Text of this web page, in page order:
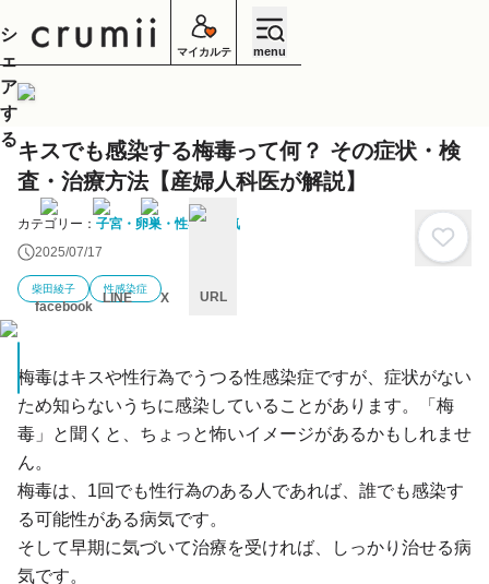
マイカルテ menu
キスでも感染する梅毒って何？ その症状・検
査・治療方法【産婦人科医が解説】
カテゴリー： 子宮・卵巣・性器の病気
2025/07/17
柴田綾子 性感染症
梅毒はキスや性行為でうつる性感染症ですが、症状がない
ため知らないうちに感染していることがあります。「梅
毒」と聞くと、ちょっと怖いイメージがあるかもしれませ
ん。
梅毒は、1回でも性行為のある人であれば、誰でも感染す
る可能性がある病気です。
そして早期に気づいて治療を受ければ、しっかり治せる病
気です。
シ
ェ
ア
す
る
facebook
LINE X URL
キ
ン
セ
ル